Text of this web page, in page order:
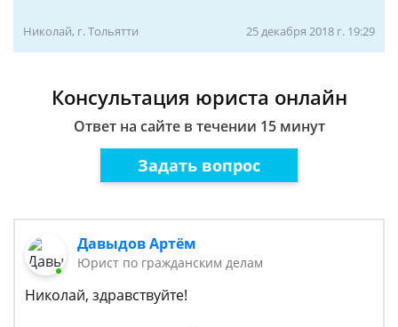
Николай, г. Тольятти 25 декабря 2018 г. 19:29
Консультация юриста онлайн
Ответ на сайте в течении 15 минут
Задать вопрос
Давыдов Артём
Юрист по гражданским делам
Николай, здравствуйте!